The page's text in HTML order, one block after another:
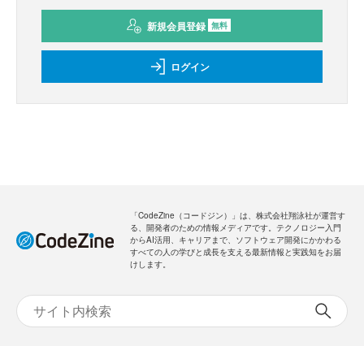
新規会員登録 無料
ログイン
「CodeZine（コードジン）」は、株式会社翔泳社が運営す
る、開発者のための情報メディアです。テクノロジー入門
からAI活用、キャリアまで、ソフトウェア開発にかかわる
すべての人の学びと成長を支える最新情報と実践知をお届
けします。